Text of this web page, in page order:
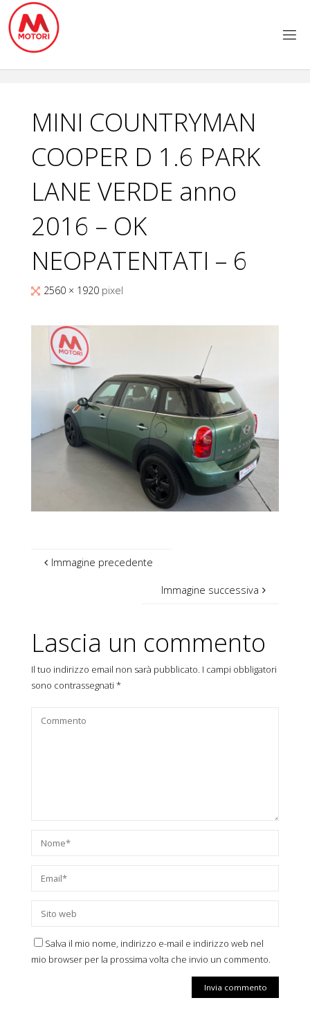
Salta
contenuto
MINI COUNTRYMAN
COOPER D 1.6 PARK
LANE VERDE anno
2016 – OK
NEOPATENTATI – 6
Tutta2560 × 1920 pixel
Immagine precedente
Immagine successiva
Lascia un commento
Il tuo indirizzo email non sarà pubblicato. I campi obbligatori
sono contrassegnati *
Salva il mio nome, indirizzo e-mail e indirizzo web nel
mio browser per la prossima volta che invio un commento.